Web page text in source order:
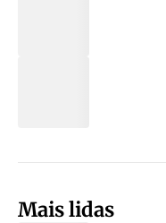
Mais lidas